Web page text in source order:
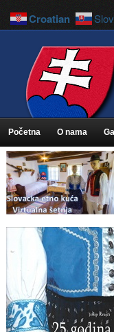
Početna O nama
Croatian